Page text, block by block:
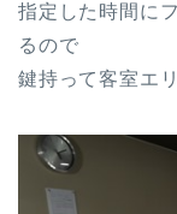
指定した時間に
るので
鍵持って客室エ